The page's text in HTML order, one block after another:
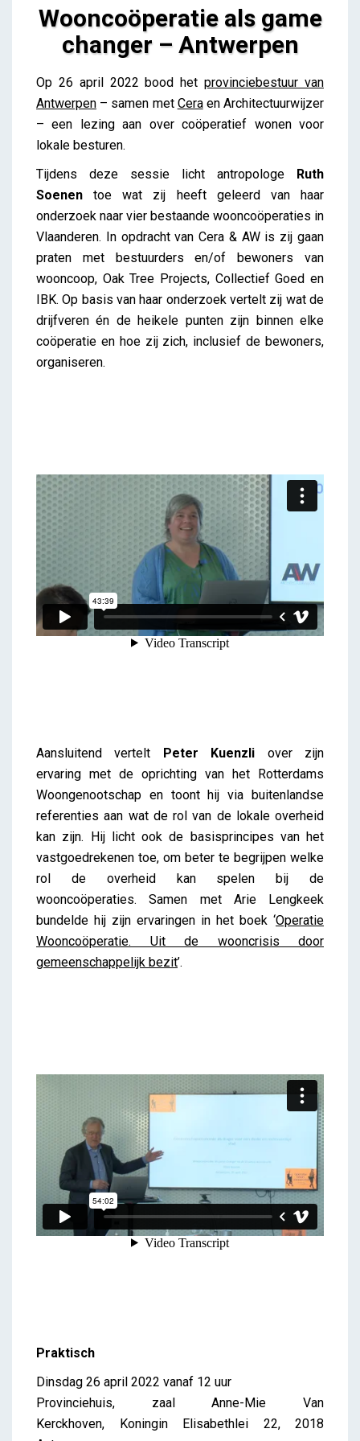
Wooncoöperatie als game
changer – Antwerpen
Wooncoöperatie als game changer – Antwerpen
Lieve Drooghmans
Op 26 april 2022 bood hetprovinciebestuur van
Antwerpen – samen met Ceraen Architectuurwijzer
– een lezing aan over coöperatief wonen voor
lokale besturen.
Tijdens deze sessie licht antropologe Ruth
Soenen toe wat zij heeft geleerd van haar
onderzoek naar vier bestaande wooncoöperaties in
Vlaanderen. In opdracht van Cera & AW is zij gaan
praten met bestuurders en/of bewoners van
wooncoop, Oak Tree Projects, Collectief Goed en
IBK. Op basis van haar onderzoek vertelt zij wat de
drijfveren én de heikele punten zijn binnen elke
coöperatie en hoe zij zich, inclusief de bewoners,
organiseren.
Aansluitend vertelt Peter Kuenzli over zijn
ervaring met de oprichting van het Rotterdams
Woongenootschap en toont hij via buitenlandse
referenties aan wat de rol van de lokale overheid
kan zijn. Hij licht ook de basisprincipes van het
vastgoedrekenen toe, om beter te begrijpen welke
rol de overheid kan spelen bij de
wooncoöperaties. Samen met Arie Lengkeek
bundelde hij zijn ervaringen in het boek ‘Operatie
Wooncoöperatie. Uit de wooncrisis door
gemeenschappelijk bezit’.
Praktisch
Dinsdag 26 april 2022 vanaf 12 uur
Provinciehuis, zaal Anne-Mie Van
Kerckhoven, Koningin Elisabethlei 22, 2018